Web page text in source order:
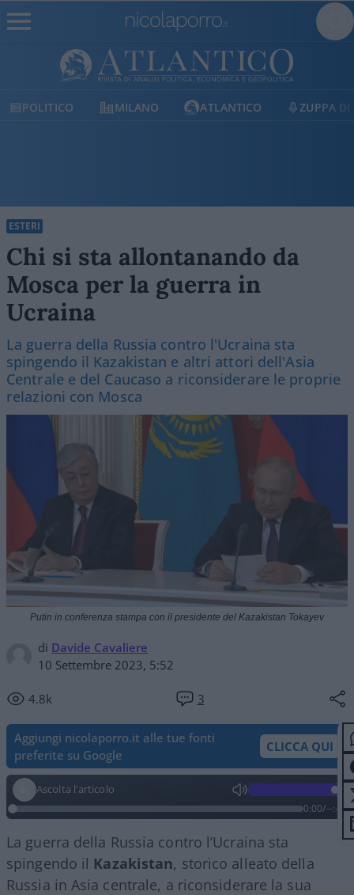
MILANO ATLANTICO ZUPPA DI PORRO
ESTERI
Chi si sta allontanando da
Mosca per la guerra in
Ucraina
La guerra della Russia contro l'Ucraina sta
spingendo il Kazakistan e altri attori dell'Asia
Centrale e del Caucaso a riconsiderare le proprie
relazioni con Mosca
di Davide Cavaliere
10 Settembre 2023, 5:52
4.8k 3
Putin in conferenza stampa con il presidente del Kazakistan Tokayev
Aggiungi nicolaporro.it alle tue fonti
preferite su Google
CLICCA QUI
Ascolta l'articolo
0:00/--:--
La guerra della Russia contro l’Ucraina sta
spingendo il Kazakistan, storico alleato della
Russia in Asia centrale, a riconsiderare la sua